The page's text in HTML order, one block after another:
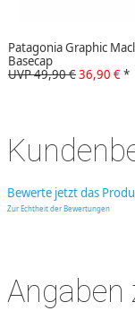
Patagonia Graphic
Basecap
UVP 49,90 €36,90 €*
Bewerte jetzt das
Zur Echtheit der Bewertungen
Angaben